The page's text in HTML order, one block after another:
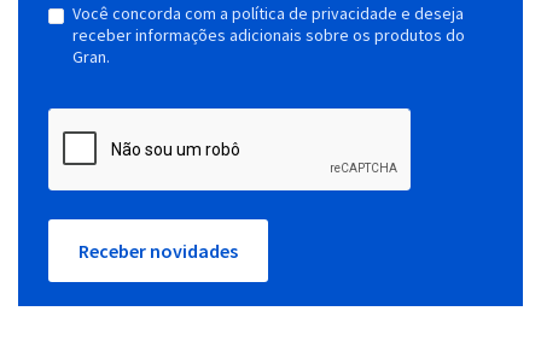
Você concorda com a política de privacidade e deseja
receber informações adicionais sobre os produtos do
Gran.
Receber novidades